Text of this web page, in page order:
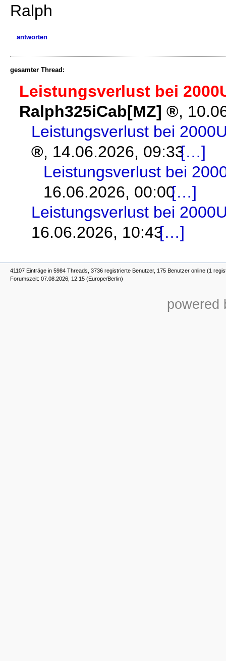
Ralph
antworten
gesamter Thread:
Leistungsverlust bei
Ralph325iCab[MZ]
,
Leistungsverlust bei
, 14.06.2026, 09:33
Leistungsverlust bei
16.06.2026, 00:00
Leistungsverlust bei
16.06.2026, 10:43
41107 Einträge in 5984 Threads, 3736 registrierte Benutzer, 175 Benutzer online (1
Forumszeit: 07.08.2026, 12:15 (Europe/Berlin)
powered